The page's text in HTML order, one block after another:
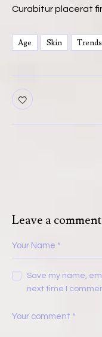
Curabitur placerat
Age Skin Trends
Leave a comment
Save my name,
next time I